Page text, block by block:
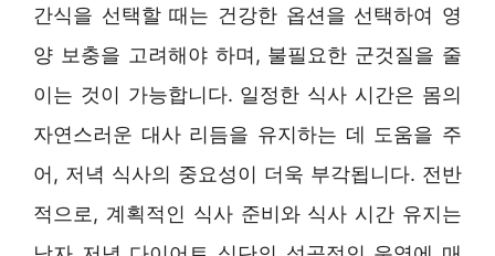
간식을 선택할 때는 건강한 옵션을 선택하여 영
양 보충을 고려해야 하며, 불필요한 군것질을 줄
이는 것이 가능합니다. 일정한 식사 시간은 몸의
자연스러운 대사 리듬을 유지하는 데 도움을 주
어, 저녁 식사의 중요성이 더욱 부각됩니다. 전반
적으로, 계획적인 식사 준비와 식사 시간 유지는